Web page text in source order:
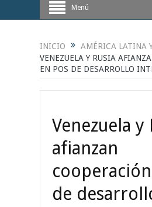
Periodística de
Menú
INICIO
AMÉRICA LATINA
VENEZUELA Y RUSIA
EN POS DE DESARROLLO
Venezuela y
afianzan
de